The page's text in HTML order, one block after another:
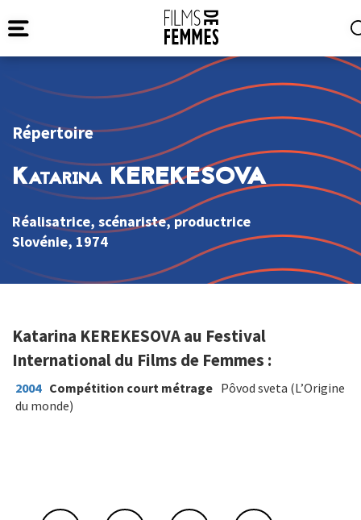
Répertoire
Katarina KEREKESOVA
Réalisatrice, scénariste, productrice
Slovénie, 1974
Katarina KEREKESOVA au Festival
International du Films de Femmes :
2004 Compétition court métrage Pôvod sveta (L’Origine
du monde)